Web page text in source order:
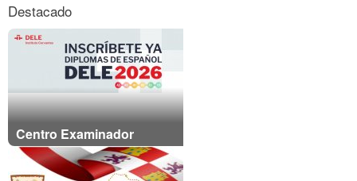
Destacado
Centro Examinador